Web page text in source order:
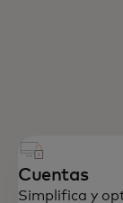
Cuentas
Simplifica y